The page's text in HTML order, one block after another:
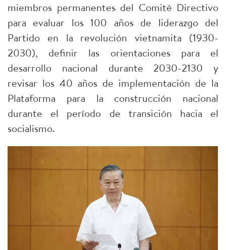
miembros permanentes del Comité Directivo
para evaluar los 100 años de liderazgo del
Partido en la revolución vietnamita (1930-
2030), definir las orientaciones para el
desarrollo nacional durante 2030-2130 y
revisar los 40 años de implementación de la
Plataforma para la construcción nacional
durante el período de transición hacia el
socialismo.